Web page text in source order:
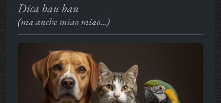
Dica bau bau
(ma anche miao miao...)